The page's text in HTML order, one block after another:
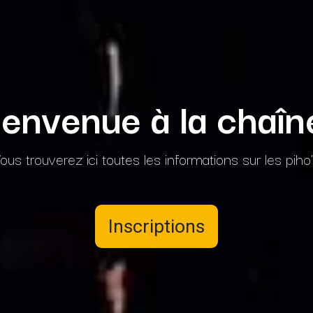
à la
trouverez ici toutes les informations sur les
Inscriptions